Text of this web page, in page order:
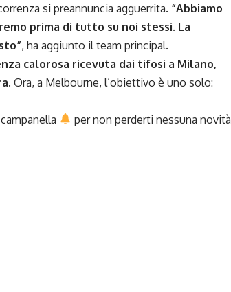
si preannuncia agguerrita. “Abbiamo
prima di tutto su noi stessi. La
, ha aggiunto il team principal.
calorosa ricevuta dai tifosi a Milano,
. Ora, a Melbourne, l’obiettivo è uno solo:
per non perderti nessuna novità